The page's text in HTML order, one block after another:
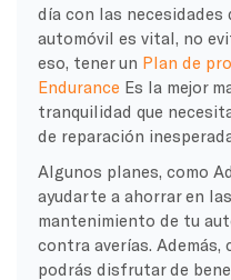
día con las necesidades
automóvil es vital, no
eso, tener un Plan de
Endurance Es la mejor
tranquilidad que
de reparación
Algunos planes, como
ayudarte a ahorrar en
mantenimiento de tu
contra averías. Además,
podrás disfrutar de